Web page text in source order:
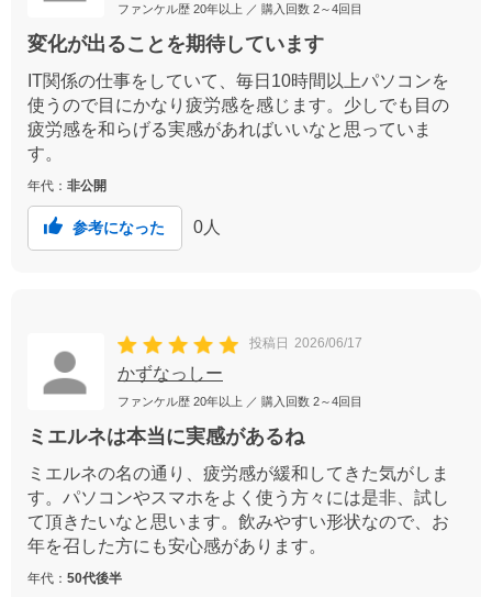
ファンケル歴 20年以上 ／ 購入回数 2～4回目
変化が出ることを期待しています
IT関係の仕事をしていて、毎日10時間以上パソコンを
使うので目にかなり疲労感を感じます。少しでも目の
疲労感を和らげる実感があればいいなと思っていま
す。
年代： 非公開
参考になった 0 人
投稿日 2026/06/17
かずなっしー
ファンケル歴 20年以上 ／ 購入回数 2～4回目
ミエルネは本当に実感があるね
ミエルネの名の通り、疲労感が緩和してきた気がしま
す。パソコンやスマホをよく使う方々には是非、試し
て頂きたいなと思います。飲みやすい形状なので、お
年を召した方にも安心感があります。
年代： 50代後半